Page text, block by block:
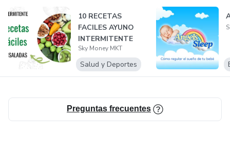
10 RECETAS
FACILES AYUNO
INTERMITENTE
Sky Money MKT
Salud y Deportes
Preguntas frecuentes